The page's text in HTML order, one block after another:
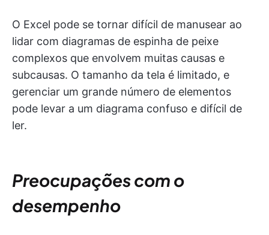
O Excel pode se tornar difícil de manusear ao
lidar com diagramas de espinha de peixe
complexos que envolvem muitas causas e
subcausas. O tamanho da tela é limitado, e
gerenciar um grande número de elementos
pode levar a um diagrama confuso e difícil de
ler.
Preocupações com o
desempenho